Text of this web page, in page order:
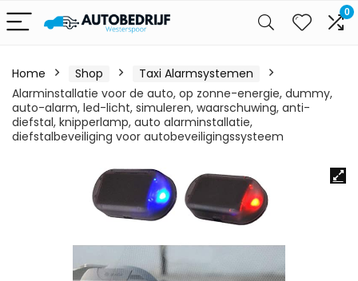
0
Home Shop
Taxi Alarmsystemen
Alarminstallatie voor de auto, op zonne-energie, dummy,
auto-alarm, led-licht, simuleren, waarschuwing, anti-
diefstal, knipperlamp, auto alarminstallatie,
diefstalbeveiliging voor autobeveiligingssysteem